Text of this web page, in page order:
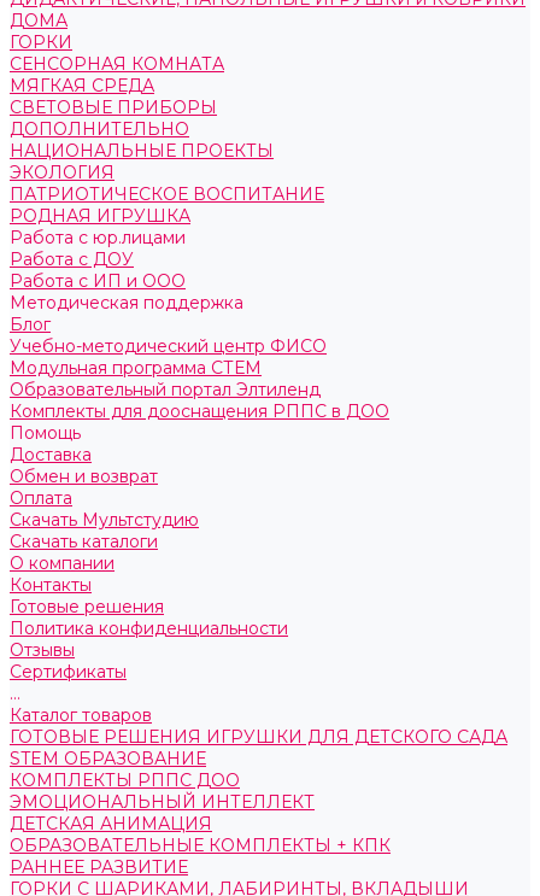
ДОМА
ГОРКИ
СЕНСОРНАЯ КОМНАТА
МЯГКАЯ СРЕДА
СВЕТОВЫЕ ПРИБОРЫ
ДОПОЛНИТЕЛЬНО
НАЦИОНАЛЬНЫЕ ПРОЕКТЫ
ЭКОЛОГИЯ
ПАТРИОТИЧЕСКОЕ ВОСПИТАНИЕ
РОДНАЯ ИГРУШКА
Работа с юр.лицами
Работа с ДОУ
Работа с ИП и ООО
Методическая поддержка
Блог
Учебно-методический центр ФИСО
Модульная программа СТЕМ
Образовательный портал Элтиленд
Комплекты для дооснащения РППС в ДОО
Помощь
Доставка
Обмен и возврат
Оплата
Скачать Мультстудию
Скачать каталоги
О компании
Контакты
Готовые решения
Политика конфиденциальности
Отзывы
Сертификаты
...
Каталог товаров
ГОТОВЫЕ РЕШЕНИЯ ИГРУШКИ ДЛЯ ДЕТСКОГО САДА
STEM ОБРАЗОВАНИЕ
КОМПЛЕКТЫ РППС ДОО
ЭМОЦИОНАЛЬНЫЙ ИНТЕЛЛЕКТ
ДЕТСКАЯ АНИМАЦИЯ
ОБРАЗОВАТЕЛЬНЫЕ КОМПЛЕКТЫ + КПК
РАННЕЕ РАЗВИТИЕ
ГОРКИ С ШАРИКАМИ, ЛАБИРИНТЫ, ВКЛАДЫШИ